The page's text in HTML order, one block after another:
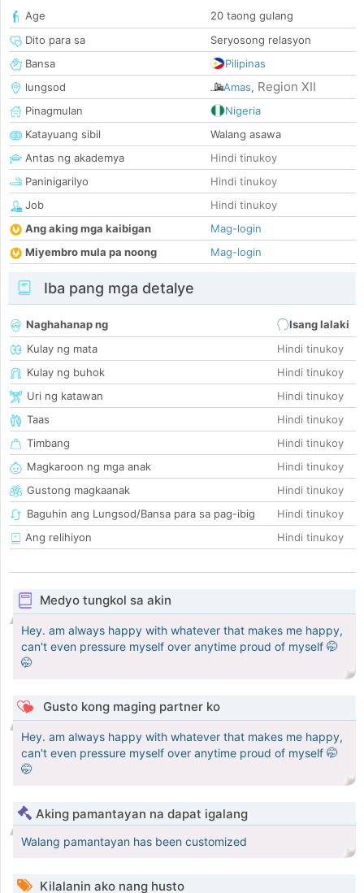
Age
20 taong gulang
Dito para sa
Seryosong relasyon
Bansa
Pilipinas
lungsod
Amas, Region XII
Pinagmulan
Nigeria
Katayuang sibil
Walang asawa
Antas ng akademya
Hindi tinukoy
Paninigarilyo
Hindi tinukoy
Job
Hindi tinukoy
Ang aking mga kaibigan
Mag-login
Miyembro mula pa noong
Mag-login
Iba pang mga detalye
Naghahanap ng
Isang lalaki
Kulay ng mata
Hindi tinukoy
Kulay ng buhok
Hindi tinukoy
Uri ng katawan
Hindi tinukoy
Taas
Hindi tinukoy
Timbang
Hindi tinukoy
Magkaroon ng mga anak
Hindi tinukoy
Gustong magkaanak
Hindi tinukoy
Baguhin ang Lungsod/Bansa para sa pag-ibig
Hindi tinukoy
Ang relihiyon
Hindi tinukoy
Medyo tungkol sa akin
Hey. am always happy with whatever that makes me happy,
can't even pressure myself over anytime proud of myself 🤭
🤭
Gusto kong maging partner ko
Hey. am always happy with whatever that makes me happy,
can't even pressure myself over anytime proud of myself 🤭
🤭
Aking pamantayan na dapat igalang
Walang pamantayan has been customized
Kilalanin ako nang husto